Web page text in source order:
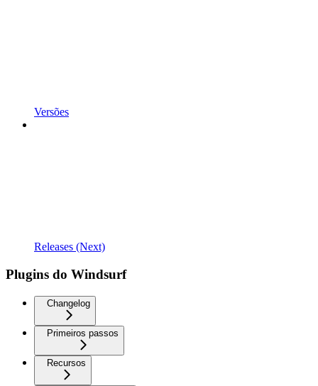
Versões
Releases (Next)
Plugins do Windsurf
Changelog
Primeiros passos
Recursos